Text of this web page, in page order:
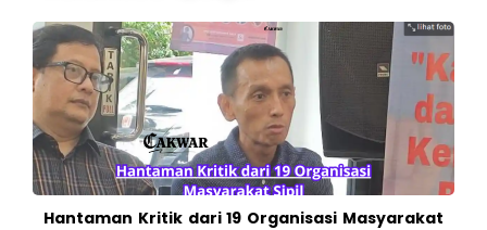
Hantaman Kritik dari 19 Organisasi Masyarakat